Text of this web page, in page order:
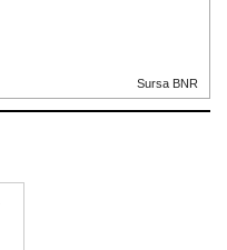
Sursa BNR